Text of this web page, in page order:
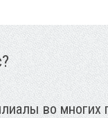
во многих